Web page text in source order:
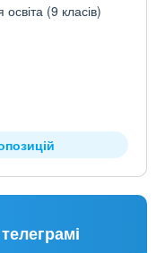
(9 класів)